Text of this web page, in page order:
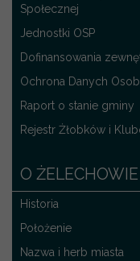
Społecznej
Jednostki OSP
Dofinansowania
Ochrona Danych
Raport o stanie gminy
Rejestr Żłobków i
O ŻELECHOWIE
Historia
Położenie
Nazwa i herb miasta